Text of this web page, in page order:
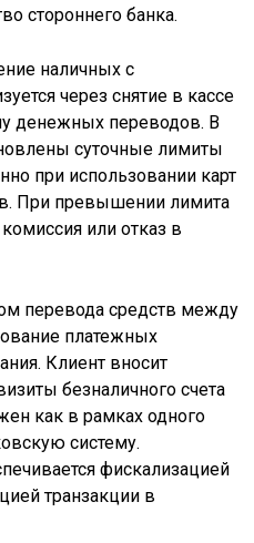
стороннего банка.
наличных с
через снятие в кассе
денежных переводов. В
суточные лимиты
при использовании карт
При превышении лимита
или отказ в
перевода средств между
платежных
Клиент вносит
безналичного счета
как в рамках одного
систему.
фискализацией
транзакции в